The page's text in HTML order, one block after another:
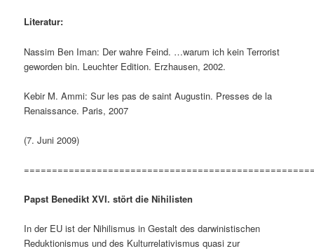
Literatur:
Nassim Ben Iman: Der wahre Feind. …warum ich kein Terrorist
geworden bin. Leuchter Edition. Erzhausen, 2002.
Kebir M. Ammi: Sur les pas de saint Augustin. Presses de la
Renaissance. Paris, 2007
(7. Juni 2009)
Papst Benedikt XVI. stört die Nihilisten
In der EU ist der Nihilismus in Gestalt des darwinistischen
Reduktionismus und des Kulturrelativismus quasi zur